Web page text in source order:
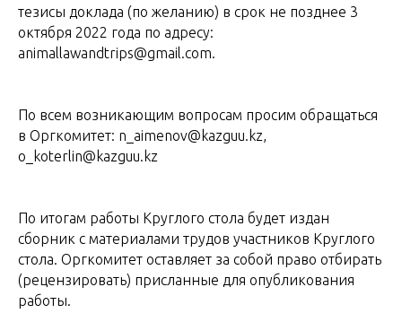
тезисы доклада (по желанию) в срок не позднее 3
октября 2022 года по адресу:
animallawandtrips@gmail.com.
По всем возникающим вопросам просим обращаться
в Оргкомитет: n_aimenov@kazguu.kz,
o_koterlin@kazguu.kz
По итогам работы Круглого стола будет издан
сборник с материалами трудов участников Круглого
стола. Оргкомитет оставляет за собой право отбирать
(рецензировать) присланные для опубликования
работы.